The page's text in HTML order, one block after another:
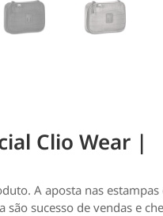
Clio Wear |
A aposta nas estampas
são sucesso de vendas e